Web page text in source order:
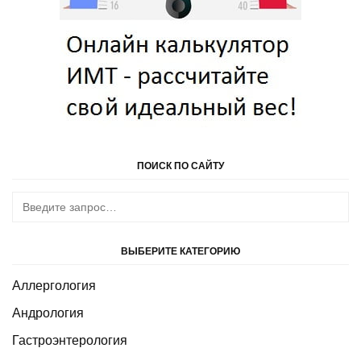
ПОИСК ПО САЙТУ
ВЫБЕРИТЕ КАТЕГОРИЮ
Аллергология
Андрология
Гастроэнтерология